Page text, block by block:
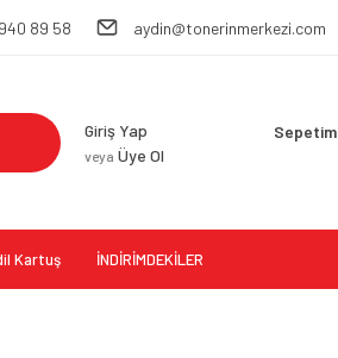
89 58 aydin@tonerinmerkezi.com
Giriş Yap
veya Üye Ol
Sepetim
Kartuş İNDİRİMDEKİLER